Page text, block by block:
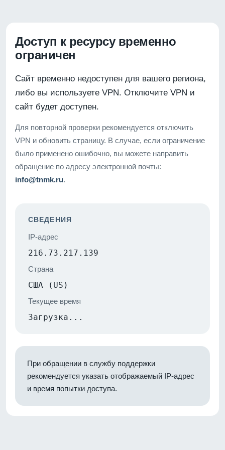
Доступ к ресурсу временно
ограничен
Сайт временно недоступен для вашего региона,
либо вы используете VPN. Отключите VPN и
сайт будет доступен.
Для повторной проверки рекомендуется отключить
VPN и обновить страницу. В случае, если ограничение
было применено ошибочно, вы можете направить
обращение по адресу электронной почты:
info@tnmk.ru.
СВЕДЕНИЯ
IP-адрес
216.73.217.139
Страна
США (US)
Текущее время
Загрузка...
При обращении в службу поддержки
рекомендуется указать отображаемый IP-адрес
и время попытки доступа.